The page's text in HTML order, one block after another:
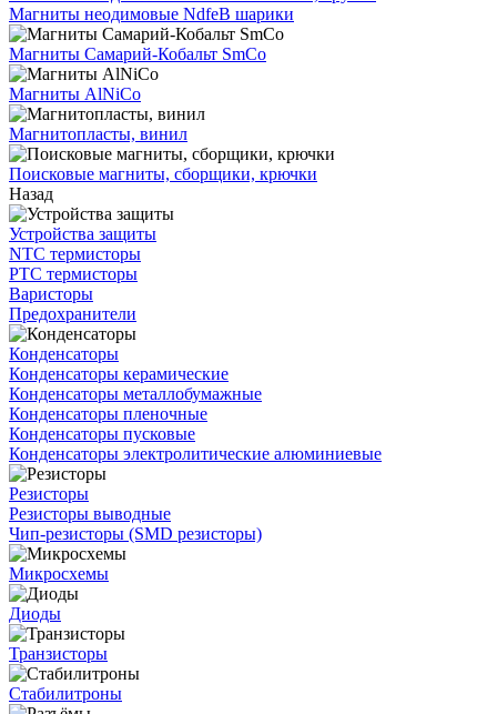
Магниты неодимовые NdfeB шарики
Магниты Самарий-Кобальт SmCo
Магниты AlNiCo
Магнитопласты, винил
Поисковые магниты, сборщики, крючки
Назад
Устройства защиты
NTC термисторы
PTC термисторы
Варисторы
Предохранители
Конденсаторы
Конденсаторы керамические
Конденсаторы металлобумажные
Конденсаторы пленочные
Конденсаторы пусковые
Конденсаторы электролитические алюминиевые
Резисторы
Резисторы выводные
Чип-резисторы (SMD резисторы)
Микросхемы
Диоды
Транзисторы
Стабилитроны